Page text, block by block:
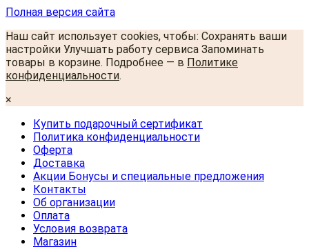
Полная версия сайта
Наш сайт использует cookies, чтобы: Сохранять ваши
настройки Улучшать работу сервиса Запоминать
товары в корзине. Подробнее — в Политике
конфиденциальности.
×
Купить подарочный сертификат
Политика конфиденциальности
Оферта
Доставка
Акции Бонусы и специальные предложения
Контакты
Об организации
Оплата
Условия возврата
Магазин